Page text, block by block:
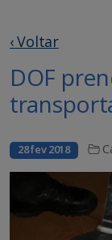
‹ Voltar
DOF
28 fev 2018